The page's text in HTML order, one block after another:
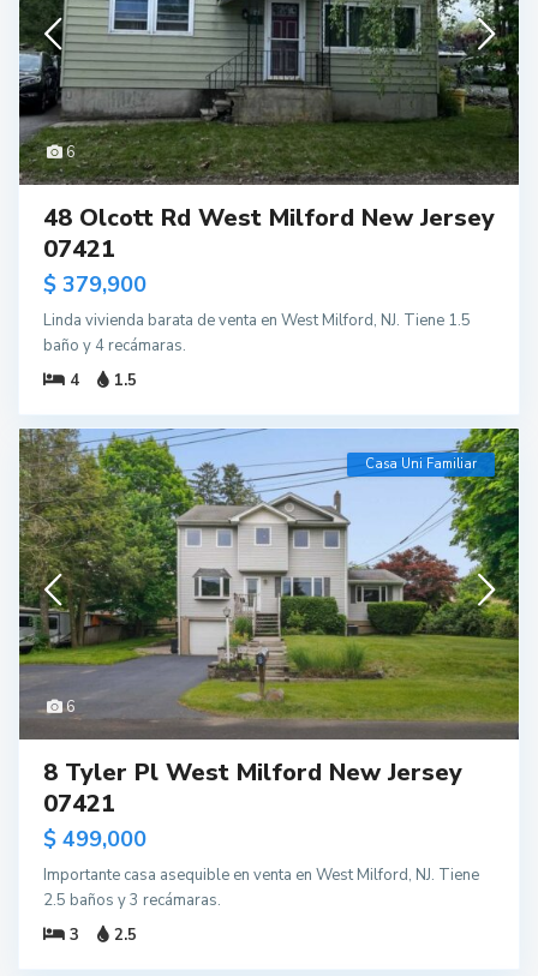
6
48 Olcott Rd West Milford New Jersey
07421
$ 379,900
Linda vivienda barata de venta en West Milford, NJ. Tiene 1.5
baño y 4 recámaras.
4
1.5
6
Casa Uni Familiar
8 Tyler Pl West Milford New Jersey
07421
$ 499,000
Importante casa asequible en venta en West Milford, NJ. Tiene
2.5 baños y 3 recámaras.
3
2.5